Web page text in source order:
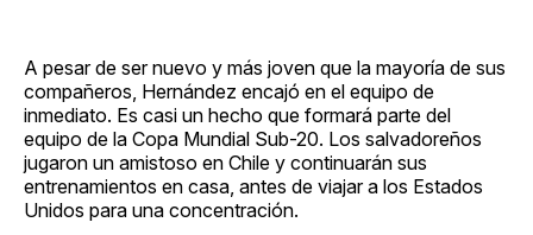
A pesar de ser nuevo y más joven que la mayoría de sus
compañeros, Hernández encajó en el equipo de
inmediato. Es casi un hecho que formará parte del
equipo de la Copa Mundial Sub-20. Los salvadoreños
jugaron un amistoso en Chile y continuarán sus
entrenamientos en casa, antes de viajar a los Estados
Unidos para una concentración.